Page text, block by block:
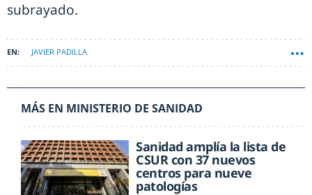
subrayado.
JAVIER PADILLA
MÁS EN MINISTERIO DE SANIDAD
Sanidad amplía la lista de
CSUR con 37 nuevos
centros para nueve
patologías